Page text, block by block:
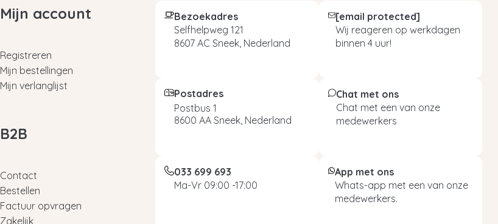
Mijn account
Registreren
Mijn bestellingen
Mijn verlanglijst
B2B
Contact
Bestellen
Factuur opvragen
Zakelijk
Bezoekadres
Selfhelpweg 121
8607 AC Sneek, Nederland
[email protected]
Wij reageren op werkdagen
binnen 4 uur!
Postadres
Postbus 1
8600 AA Sneek, Nederland
Chat met ons
Chat met een van onze
medewerkers
033 699 693
Ma-Vr 09:00 -17:00
App met ons
Whats-app met een van onze
medewerkers.